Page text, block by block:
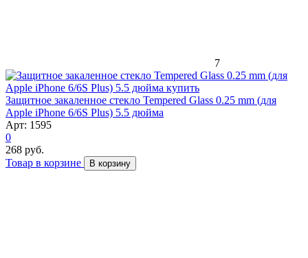
7
Защитное закаленное стекло Tempered Glass 0.25 mm (для
Apple iPhone 6/6S Plus) 5.5 дюйма
Арт: 1595
0
268 руб.
Товар в корзине
В корзину